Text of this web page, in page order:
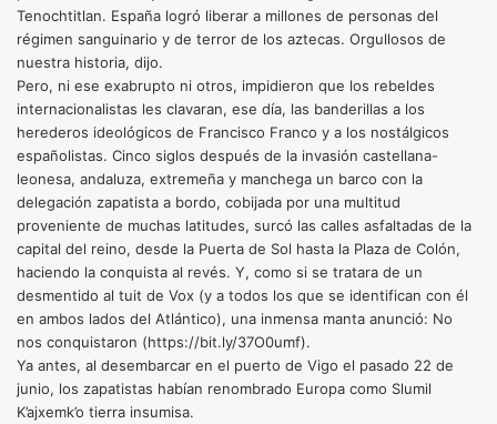
Tenochtitlan. España logró liberar a millones de personas del
régimen sanguinario y de terror de los aztecas. Orgullosos de
nuestra historia, dijo.
Pero, ni ese exabrupto ni otros, impidieron que los rebeldes
internacionalistas les clavaran, ese día, las banderillas a los
herederos ideológicos de Francisco Franco y a los nostálgicos
españolistas. Cinco siglos después de la invasión castellana-
leonesa, andaluza, extremeña y manchega un barco con la
delegación zapatista a bordo, cobijada por una multitud
proveniente de muchas latitudes, surcó las calles asfaltadas de la
capital del reino, desde la Puerta de Sol hasta la Plaza de Colón,
haciendo la conquista al revés. Y, como si se tratara de un
desmentido al tuit de Vox (y a todos los que se identifican con él
en ambos lados del Atlántico), una inmensa manta anunció: No
nos conquistaron (https://bit.ly/37O0umf).
Ya antes, al desembarcar en el puerto de Vigo el pasado 22 de
junio, los zapatistas habían renombrado Europa como Slumil
K’ajxemk’o tierra insumisa.